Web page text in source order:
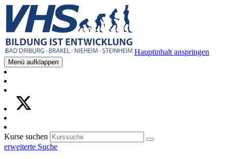
Hauptinhalt anspringen
Menü aufklappen
Kurse suchen
erweiterte Suche